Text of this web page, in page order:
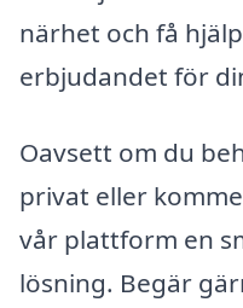
närhet och få
erbjudandet för
Oavsett om du
privat eller
vår plattform en
lösning. Begär